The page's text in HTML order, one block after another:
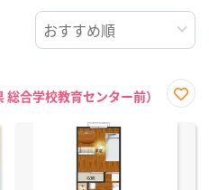
合学校教育センター前）
に入